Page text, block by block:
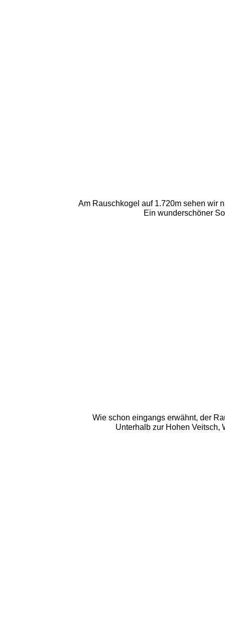
Am Rauschkogel auf 1.720m sehen wir
Ein wunderschöner
Wie schon eingangs erwähnt, der
Unterhalb zur Hohen Veitsch,